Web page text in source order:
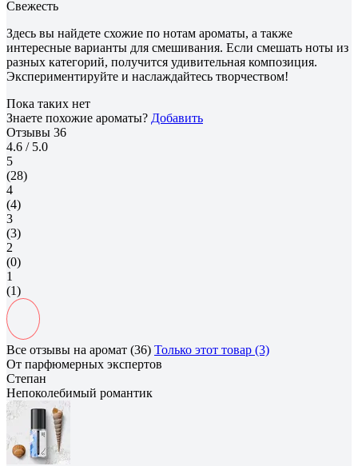
Свежесть
Здесь вы найдете схожие по нотам ароматы, а также
интересные варианты для смешивания. Если смешать ноты из
разных категорий, получится удивительная композиция.
Экспериментируйте и наслаждайтесь творчеством!
Пока таких нет
Знаете похожие ароматы? Добавить
Отзывы 36
4.6 / 5.0
5
(28)
4
(4)
3
(3)
2
(0)
1
(1)
Все отзывы на аромат (36) Только этот товар (3)
От парфюмерных экспертов
Степан
Непоколебимый романтик